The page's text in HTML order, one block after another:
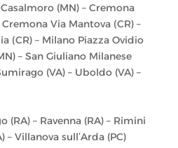
(MN) – Cremona
Via Mantova (CR) –
(CR) – Milano Piazza Ovidio
– San Giuliano Milanese
(VA) – Uboldo (VA) –
(RA) – Ravenna (RA) – Rimini
– Villanova sull’Arda (PC)